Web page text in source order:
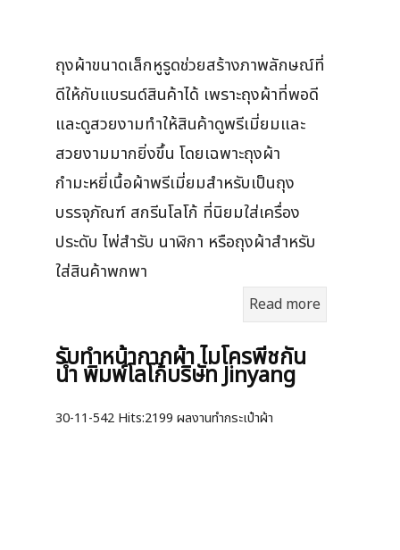
ถุงผ้าขนาดเล็กหูรูดช่วยสร้างภาพลักษณ์ที่
ดีให้กับแบรนด์สินค้าได้ เพราะถุงผ้าที่พอดี
และดูสวยงามทำให้สินค้าดูพรีเมี่ยมและ
สวยงามมากยิ่งขึ้น โดยเฉพาะถุงผ้า
กำมะหยี่เนื้อผ้าพรีเมี่ยมสำหรับเป็นถุง
บรรจุภัณฑ์ สกรีนโลโก้ ที่นิยมใส่เครื่อง
ประดับ ไพ่สำรับ นาฬิกา หรือถุงผ้าสำหรับ
ใส่สินค้าพกพา
Read more
รับทำหน้ากากผ้า ไมโครพีชกัน
น้ำ พิมพ์โลโก้บริษัท Jinyang
30-11-542 Hits:2199 ผลงานทำกระเป๋าผ้า